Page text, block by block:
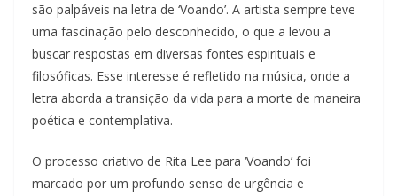
são palpáveis na letra de ‘Voando’. A artista sempre teve
uma fascinação pelo desconhecido, o que a levou a
buscar respostas em diversas fontes espirituais e
filosóficas. Esse interesse é refletido na música, onde a
letra aborda a transição da vida para a morte de maneira
poética e contemplativa.
O processo criativo de Rita Lee para ‘Voando’ foi
marcado por um profundo senso de urgência e